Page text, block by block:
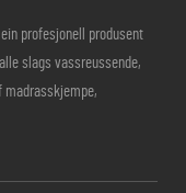
profesjonell produsent
slags vassreussende,
madrasskjempe,